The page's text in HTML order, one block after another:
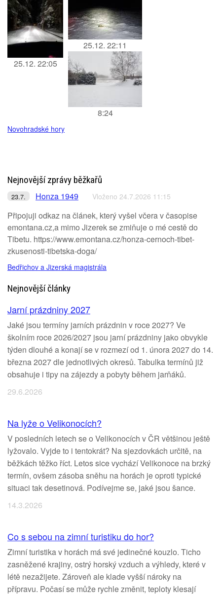
25.12. 22:05
25.12. 22:11
8:24
Novohradské hory
Nejnovější zprávy běžkařů
23.7. Honza 1949 Vloženo 24.7.2026 11:15
Připojuji odkaz na článek, který vyšel včera v časopise
emontana.cz,a mimo Jizerek se zmiňuje o mé cestě do
Tibetu. https://www.emontana.cz/honza-cernoch-tibet-
zkusenosti-tibetska-doga/
Bedřichov a Jizerská magistrála
Nejnovější články
Jarní prázdniny 2027
Jaké jsou termíny jarních prázdnin v roce 2027? Ve
školním roce 2026/2027 jsou jarní prázdniny jako obvykle
týden dlouhé a konají se v rozmezí od 1. února 2027 do 14.
března 2027 dle jednotlivých okresů. Tabulka termínů již
obsahuje i tipy na zájezdy a pobyty během jarňáků.
29.6.2026
Na lyže o Velikonocích?
V posledních letech se o Velikonocích v ČR většinou ještě
lyžovalo. Vyjde to i tentokrát? Na sjezdovkách určitě, na
běžkách těžko říct. Letos sice vychází Velikonoce na brzký
termín, ovšem zásoba sněhu na horách je oproti typické
situaci tak desetinová. Podívejme se, jaké jsou šance.
14.3.2026
Co s sebou na zimní turistiku do hor?
Zimní turistika v horách má své jedinečné kouzlo. Ticho
zasněžené krajiny, ostrý horský vzduch a výhledy, které v
létě nezažijete. Zároveň ale klade vyšší nároky na
přípravu. Počasí se může rychle změnit, teploty klesají